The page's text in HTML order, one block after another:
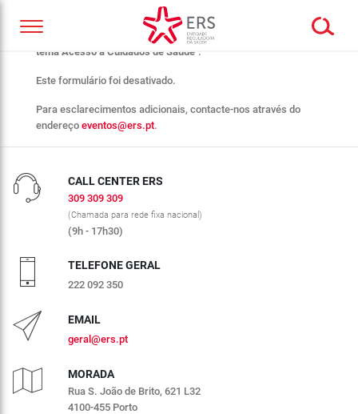
Obrigado pelo seu interesse no webinar "
tema Acesso a Cuidados de Saúde ".
Este formulário foi desativado.
Para esclarecimentos adicionais, contacte-nos através do
endereço eventos@ers.pt.
CALL CENTER ERS
309 309 309
(Chamada para rede fixa nacional)
(9h - 17h30)
TELEFONE GERAL
222 092 350
EMAIL
geral@ers.pt
MORADA
Rua S. João de Brito, 621 L32
4100-455 Porto